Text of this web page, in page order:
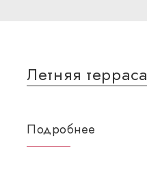
Летняя терраса
Подробнее